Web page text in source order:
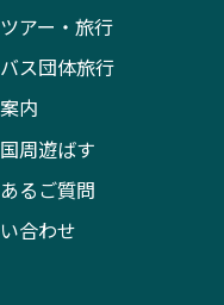
アー・旅行
ス団体旅行
内
周遊ばす
るご質問
合わせ